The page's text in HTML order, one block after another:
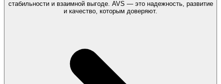
стабильности и взаимной выгоде. AVS — это надежность, развитие
и качество, которым доверяют.